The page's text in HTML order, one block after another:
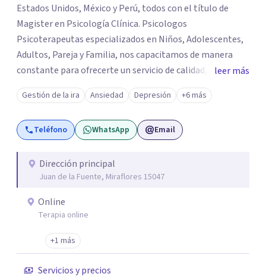
Estados Unidos, México y Perú, todos con el título de
Magister en Psicología Clínica. Psicologos
Psicoterapeutas especializados en Niños, Adolescentes,
Adultos, Pareja y Familia, nos capacitamos de manera
constante para ofrecerte un servicio de calidad, todo el
equipo se esfuerza mucho por brindarte el apoyo que
tanto necesitas, acompañarte desde el lado humano y
con técnicas/herramientas psicoterapéuticas Contamos
con 9 sedes en Lima Perú 🇵🇪: San Borja, Surco,
Miguel, Magdalena, Los Olivos. Los servicios que
brindamos son: Evaluación - Diagnóstico - Intervención
Terapia de Pareja Terapia Psicológica Adultos –
Entrenamiento para Padres Orientación Vocacional
Psicoterapia Gestalt Terapia Familiar Psicoterapia para
adolescentes Terapia para adultos Terapia de Aceptación
leer más
Gestión de la ira Ansiedad Depresión +6 más
Teléfono WhatsApp Email
Dirección principal
Juan de la Fuente, Miraflores 15047
Online
Terapia online
+1 más
Servicios y precios